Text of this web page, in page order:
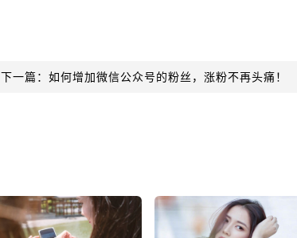
下一篇：如何增加微信公众号的粉丝，涨粉不再头痛！